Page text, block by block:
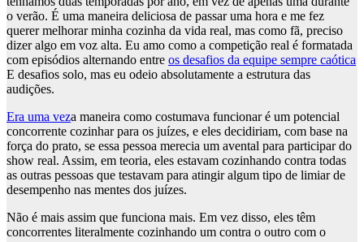
o verão. É uma maneira deliciosa de passar uma hora e me fez
querer melhorar minha cozinha da vida real, mas como fã, preciso
dizer algo em voz alta. Eu amo como a competição real é formatada
com episódios alternando entre os desafios da equipe sempre caótica
E desafios solo, mas eu odeio absolutamente a estrutura das
audições.
Era uma veza maneira como costumava funcionar é um potencial
concorrente cozinhar para os juízes, e eles decidiriam, com base na
força do prato, se essa pessoa merecia um avental para participar do
show real. Assim, em teoria, eles estavam cozinhando contra todas
as outras pessoas que testavam para atingir algum tipo de limiar de
desempenho nas mentes dos juízes.
Não é mais assim que funciona mais. Em vez disso, eles têm
concorrentes literalmente cozinhando um contra o outro com o